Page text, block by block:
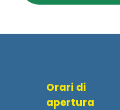
Orari di
apertura